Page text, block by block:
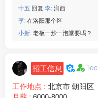
十五 回复 李:涧西
李:在洛阳那个区
小新:老板一炒一泡堂要吗？
招工信息 lee
工作地点 : 北京市 朝阳区